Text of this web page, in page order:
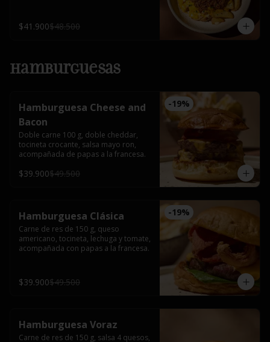
$41.900$48.500
Hamburguesas
-19%
Hamburguesa Cheese and
Bacon
Doble carne 100 g, doble cheddar,
tocineta crocante, salsa mayo ron,
acompañada de papas a la francesa.
$39.900$49.500
-19%
Hamburguesa Clásica
Carne de res de 150 g, queso
americano, tocineta, lechuga y tomate,
acompañada con papas a la francesa.
$39.900$49.500
Hamburguesa Voraz
Carne de res de 150 g, salsa 4 quesos,